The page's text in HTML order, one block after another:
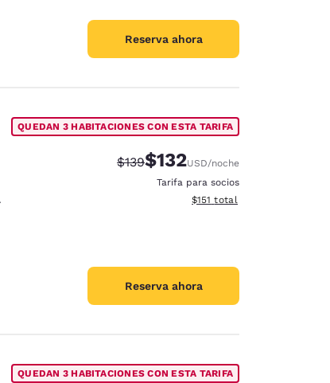
Reserva ahora
QUEDAN 3 HABITACIONES CON ESTA TARIFA
Tarifa tachada:
$139Tarifa reducida:
$132USD/noche
Tarifa para socios
Ver detalles totales
$151 total
Reserva ahora
QUEDAN 3 HABITACIONES CON ESTA TARIFA